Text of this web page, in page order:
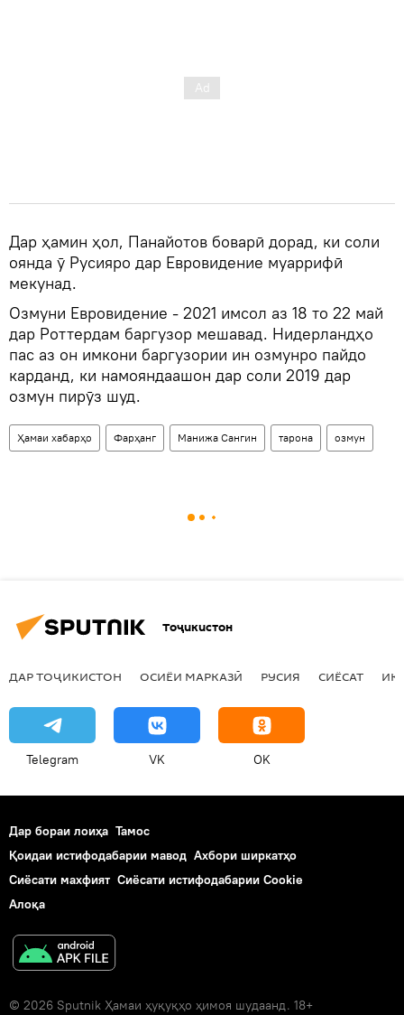
Дар ҳамин ҳол, Панайотов боварӣ дорад, ки соли
оянда ӯ Русияро дар Евровидение муаррифӣ
мекунад.
Озмуни Евровидение - 2021 имсол аз 18 то 22 май
дар Роттердам баргузор мешавад. Нидерландҳо
пас аз он имкони баргузории ин озмунро пайдо
карданд, ки намояндаашон дар соли 2019 дар
озмун пирӯз шуд.
Ҳамаи хабарҳо Фарҳанг Манижа Сангин тарона озмун
Тоҷикистон
ДАР ТОҶИКИСТОН ОСИЁИ МАРКАЗӢ РУСИЯ СИЁСАТ
Telegram VK OK
Дар бораи лоиҳа Тамос
Қоидаи истифодабарии мавод Ахбори ширкатҳо
Сиёсати махфият Сиёсати истифодабарии Cookie
Алоқа
© 2026 Sputnik Ҳамаи ҳуқуқҳо ҳимоя шудаанд. 18+